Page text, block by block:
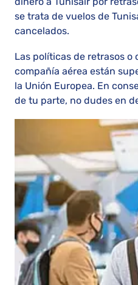
se trata de vuelos de
cancelados.
Las políticas de retrasos o
compañía aérea están
la Unión Europea. En
de tu parte, no dudes en